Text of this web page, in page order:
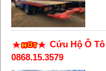
Cứu Hộ Ô
0868.15.3579